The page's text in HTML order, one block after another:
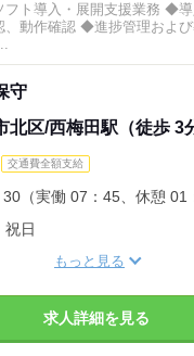
フト導入・展開支援業務 ◆
動作確認 ◆進捗管理および
守
北区/西梅田駅（徒歩 3
交通費全額支給
（実働 07：45、休憩 01
祝日
もっと見る
求人詳細を見る